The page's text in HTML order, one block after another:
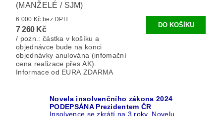
(MANŽELÉ / SJM)
6 000 Kč bez DPH
7 260 Kč
/ pozn.: částka v košíku a
objednávce bude na konci
objednávky anulována (infomační
cena realizace přes AK).
Informace od EURA ZDARMA
Novela insolvenčního zákona 2024
PODEPSÁNA Prezidentem ČR
Insolvence se zkrátí na 3 roky. Novelu